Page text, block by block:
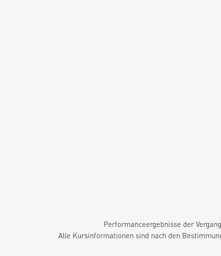
Performanceergebnisse der
Alle Kursinformationen sind nach den